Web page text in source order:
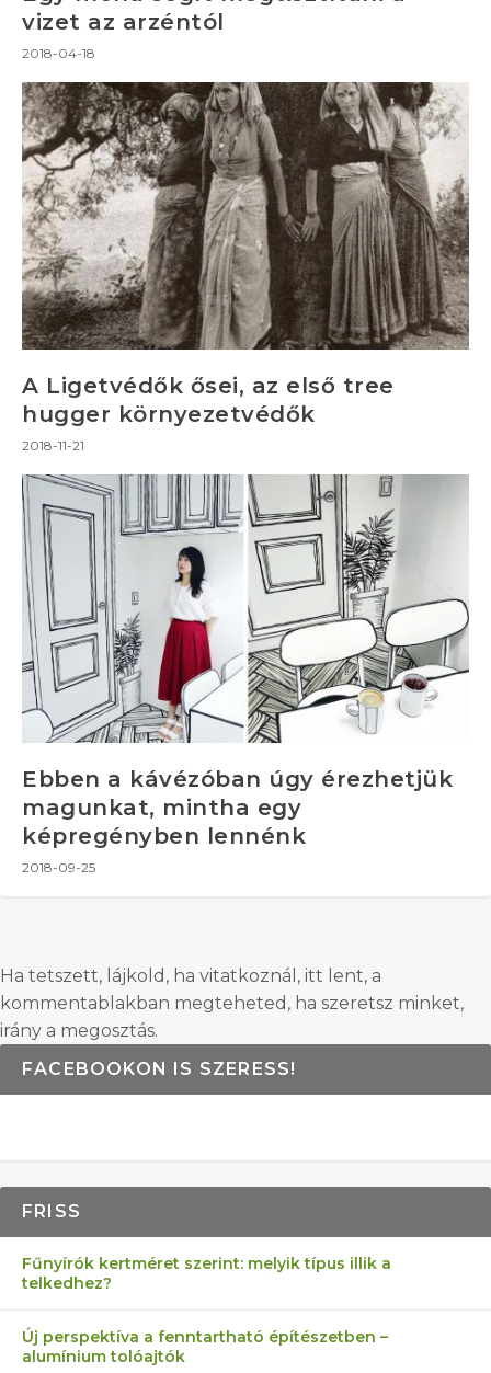
vizet az arzéntól
2018-04-18
A Ligetvédők ősei, az első tree
hugger környezetvédők
2018-11-21
Ebben a kávézóban úgy érezhetjük
magunkat, mintha egy
képregényben lennénk
2018-09-25
Ha tetszett, lájkold, ha vitatkoznál, itt lent, a
kommentablakban megteheted, ha szeretsz minket,
irány a megosztás.
FACEBOOKON IS SZERESS!
FRISS
Fűnyírók kertméret szerint: melyik típus illik a
telkedhez?
Új perspektíva a fenntartható építészetben –
alumínium tolóajtók